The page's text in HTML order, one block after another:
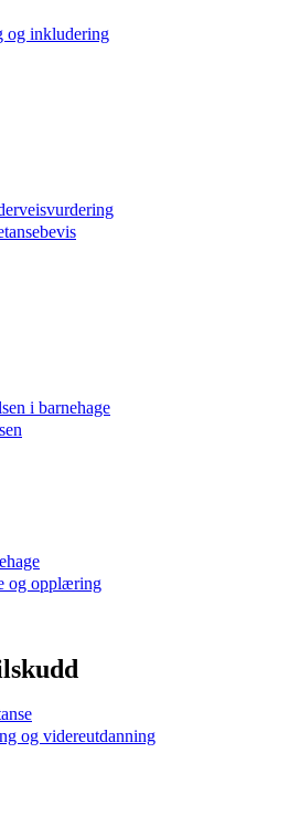
og inkludering
i barnehage
og opplæring
og videreutdanning